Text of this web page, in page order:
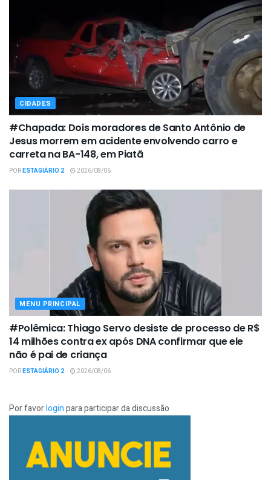
CIDADES
#Chapada: Dois moradores de Santo Antônio de
Jesus morrem em acidente envolvendo carro e
carreta na BA-148, em Piatã
PORESTAGIÁRIO 2 2026/08/06
MENU PRINCIPAL
#Polêmica: Thiago Servo desiste de processo de R$
14 milhões contra ex após DNA confirmar que ele
não é pai de criança
PORESTAGIÁRIO 2 2026/08/06
Por favorloginpara participar da discussão